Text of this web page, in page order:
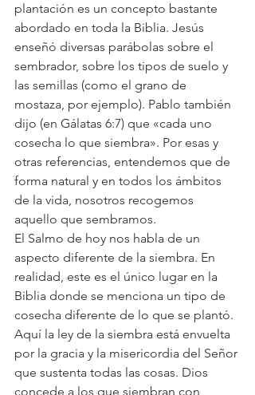
plantación es un concepto bastante
abordado en toda la Biblia. Jesús
enseñó diversas parábolas sobre el
sembrador, sobre los tipos de suelo y
las semillas (como el grano de
mostaza, por ejemplo). Pablo también
dijo (en Gálatas 6:7) que «cada uno
cosecha lo que siembra». Por esas y
otras referencias, entendemos que de
forma natural y en todos los ámbitos
de la vida, nosotros recogemos
aquello que sembramos.
El Salmo de hoy nos habla de un
aspecto diferente de la siembra. En
realidad, este es el único lugar en la
Biblia donde se menciona un tipo de
cosecha diferente de lo que se plantó.
Aquí la ley de la siembra está envuelta
por la gracia y la misericordia del Señor
que sustenta todas las cosas. Dios
concede a los que siembran con